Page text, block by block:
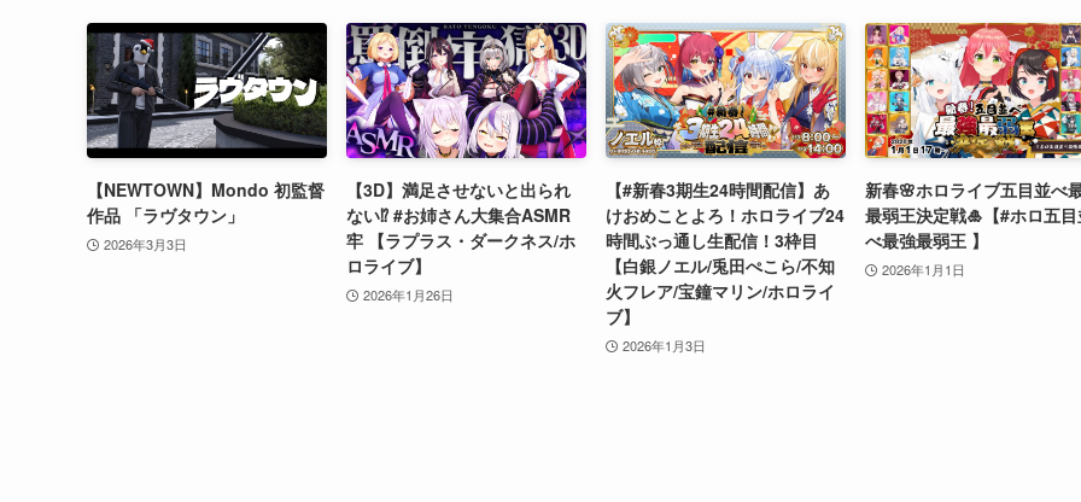
【NEWTOWN】Mondo 初監督
作品 「ラヴタウン」
2026年3月3日
【3D】満足させないと出られ
ない⁉ #お姉さん大集合ASMR
牢 【ラプラス・ダークネス/ホ
ロライブ】
2026年1月26日
【#新春3期生24時間配信】あ
けおめことよろ！ホロライブ24
時間ぶっ通し生配信！3枠目
【白銀ノエル/兎田ぺこら/不知
火フレア/宝鐘マリン/ホロライ
ブ】
2026年1月3日
新春🌸ホロライブ五目並べ
最弱王決定戦🎍【#ホロ五
べ最強最弱王 】
2026年1月1日